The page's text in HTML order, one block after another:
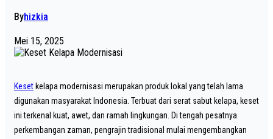
Byhizkia
Mei 15, 2025
Keset kelapa modernisasi merupakan produk lokal yang telah lama
digunakan masyarakat Indonesia. Terbuat dari serat sabut kelapa, keset
ini terkenal kuat, awet, dan ramah lingkungan. Di tengah pesatnya
perkembangan zaman, pengrajin tradisional mulai mengembangkan